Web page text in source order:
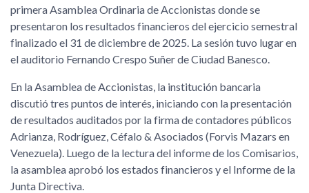
primera Asamblea Ordinaria de Accionistas donde se
presentaron los resultados financieros del ejercicio semestral
finalizado el 31 de diciembre de 2025. La sesión tuvo lugar en
el auditorio Fernando Crespo Suñer de Ciudad Banesco.
En la Asamblea de Accionistas, la institución bancaria
discutió tres puntos de interés, iniciando con la presentación
de resultados auditados por la firma de contadores públicos
Adrianza, Rodríguez, Céfalo & Asociados (Forvis Mazars en
Venezuela). Luego de la lectura del informe de los Comisarios,
la asamblea aprobó los estados financieros y el Informe de la
Junta Directiva.